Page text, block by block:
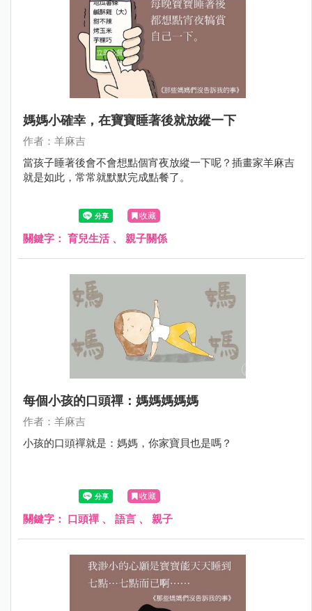
媽媽小確幸，在寶寶睡著後就放縱一下
作者：羊麻吉
當孩子睡著後會不會想點個宵夜放縱一下呢？插畫家羊麻吉
就是如此，常常就默默完成點餐了。
收藏
關鍵字： 育兒生活、 親子關係
每個小孩的口頭禪：媽媽媽媽媽
作者：羊麻吉
小孩的口頭禪就是：媽媽，你家寶貝也是嗎？
收藏
關鍵字： 口頭禪 、 語言 、 親子